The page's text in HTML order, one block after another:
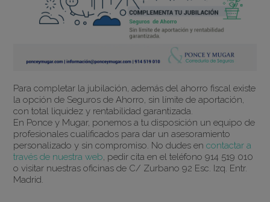
Para completar la jubilación, además del ahorro fiscal existe
la opción de Seguros de Ahorro, sin límite de aportación,
con total liquidez y rentabilidad garantizada.
En Ponce y Mugar, ponemos a tu disposición un equipo de
profesionales cualificados para dar un asesoramiento
personalizado y sin compromiso. No dudes encontactar a
través de nuestra web, pedir cita en el teléfono 914 519 010
o visitar nuestras oficinas de C/ Zurbano 92 Esc. Izq. Entr.
Madrid.